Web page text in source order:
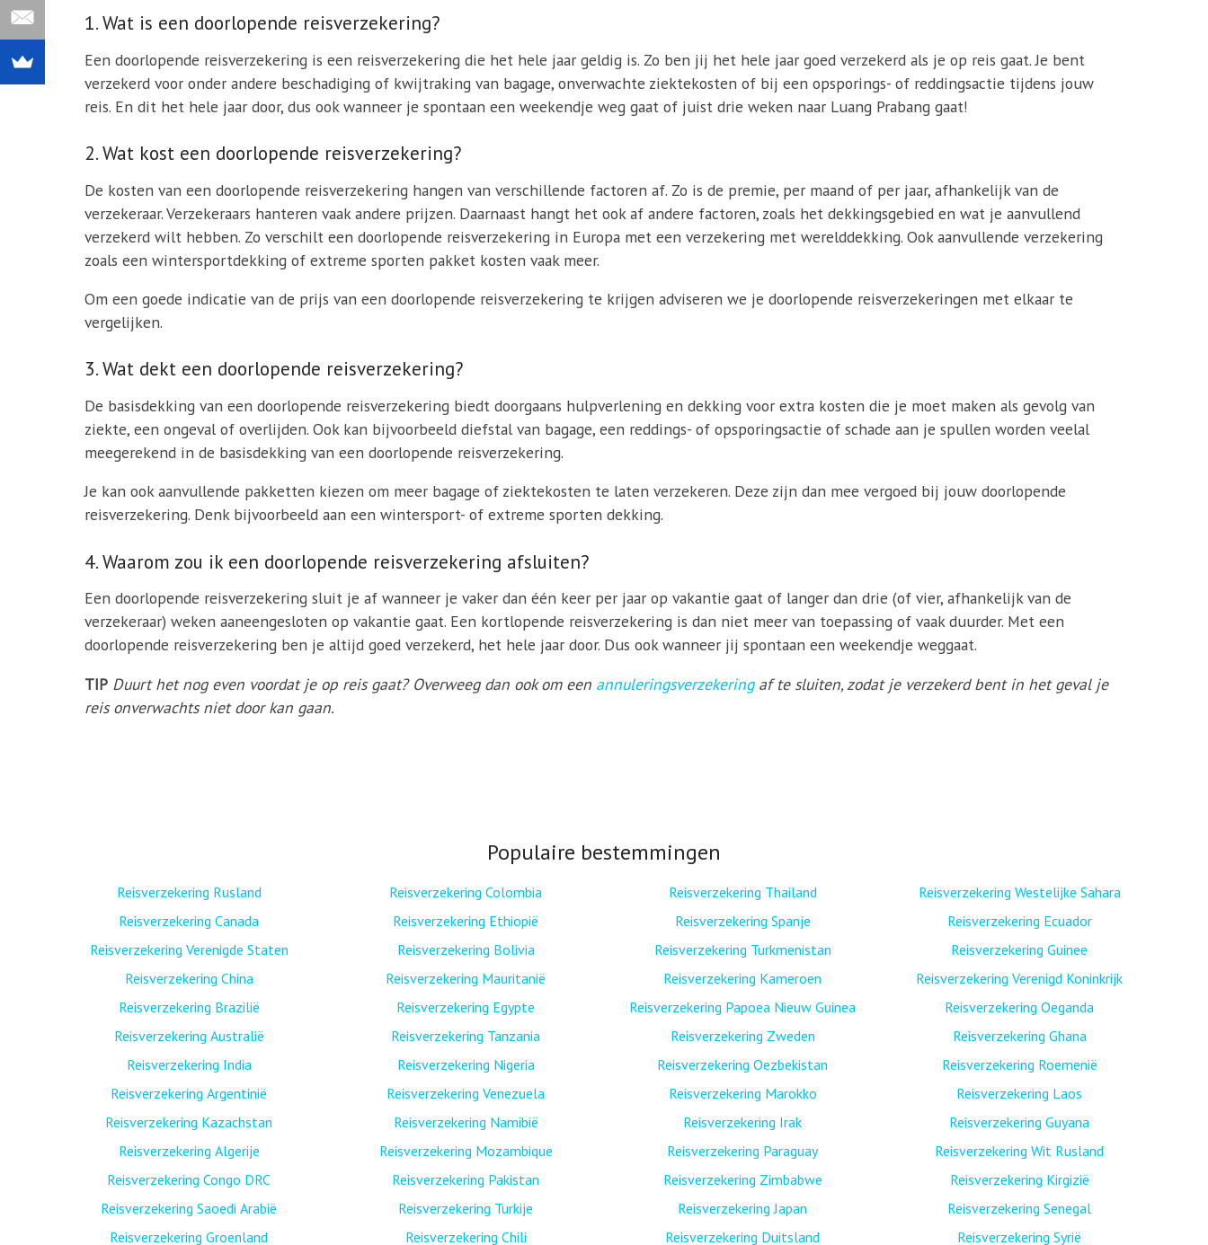
1. Wat is een doorlopende reisverzekering?
Een doorlopende reisverzekering is een reisverzekering die het hele jaar geldig is. Zo ben jij het hele jaar goed verzekerd als je op reis gaat. Je bent
verzekerd voor onder andere beschadiging of kwijtraking van bagage, onverwachte ziektekosten of bij een opsporings- of reddingsactie tijdens jouw
reis. En dit het hele jaar door, dus ook wanneer je spontaan een weekendje weg gaat of juist drie weken naar Luang Prabang gaat!
2. Wat kost een doorlopende reisverzekering?
De kosten van een doorlopende reisverzekering hangen van verschillende factoren af. Zo is de premie, per maand of per jaar, afhankelijk van de
verzekeraar. Verzekeraars hanteren vaak andere prijzen. Daarnaast hangt het ook af andere factoren, zoals het dekkingsgebied en wat je aanvullend
verzekerd wilt hebben. Zo verschilt een doorlopende reisverzekering in Europa met een verzekering met werelddekking. Ook aanvullende verzekering
zoals een wintersportdekking of extreme sporten pakket kosten vaak meer.
Om een goede indicatie van de prijs van een doorlopende reisverzekering te krijgen adviseren we je doorlopende reisverzekeringen met elkaar te
vergelijken.
3. Wat dekt een doorlopende reisverzekering?
De basisdekking van een doorlopende reisverzekering biedt doorgaans hulpverlening en dekking voor extra kosten die je moet maken als gevolg van
ziekte, een ongeval of overlijden. Ook kan bijvoorbeeld diefstal van bagage, een reddings- of opsporingsactie of schade aan je spullen worden veelal
meegerekend in de basisdekking van een doorlopende reisverzekering.
Je kan ook aanvullende pakketten kiezen om meer bagage of ziektekosten te laten verzekeren. Deze zijn dan mee vergoed bij jouw doorlopende
reisverzekering. Denk bijvoorbeeld aan een wintersport- of extreme sporten dekking.
4. Waarom zou ik een doorlopende reisverzekering afsluiten?
Een doorlopende reisverzekering sluit je af wanneer je vaker dan één keer per jaar op vakantie gaat of langer dan drie (of vier, afhankelijk van de
verzekeraar) weken aaneengesloten op vakantie gaat. Een kortlopende reisverzekering is dan niet meer van toepassing of vaak duurder. Met een
doorlopende reisverzekering ben je altijd goed verzekerd, het hele jaar door. Dus ook wanneer jij spontaan een weekendje weggaat.
TIP Duurt het nog even voordat je op reis gaat? Overweeg dan ook om een annuleringsverzekeringaf te sluiten, zodat je verzekerd bent in het geval je
reis onverwachts niet door kan gaan.
Populaire bestemmingen
Reisverzekering Rusland
Reisverzekering Canada
Reisverzekering Verenigde Staten
Reisverzekering China
Reisverzekering Brazilië
Reisverzekering Australië
Reisverzekering India
Reisverzekering Argentinië
Reisverzekering Kazachstan
Reisverzekering Algerije
Reisverzekering Congo DRC
Reisverzekering Saoedi Arabië
Reisverzekering Groenland
Reisverzekering Colombia
Reisverzekering Ethiopië
Reisverzekering Bolivia
Reisverzekering Mauritanië
Reisverzekering Egypte
Reisverzekering Tanzania
Reisverzekering Nigeria
Reisverzekering Venezuela
Reisverzekering Namibië
Reisverzekering Mozambique
Reisverzekering Pakistan
Reisverzekering Turkije
Reisverzekering Chili
Reisverzekering Thailand
Reisverzekering Spanje
Reisverzekering Turkmenistan
Reisverzekering Kameroen
Reisverzekering Papoea Nieuw Guinea
Reisverzekering Zweden
Reisverzekering Oezbekistan
Reisverzekering Marokko
Reisverzekering Irak
Reisverzekering Paraguay
Reisverzekering Zimbabwe
Reisverzekering Japan
Reisverzekering Duitsland
Reisverzekering Westelijke Sahara
Reisverzekering Ecuador
Reisverzekering Guinee
Reisverzekering Verenigd Koninkrijk
Reisverzekering Oeganda
Reisverzekering Ghana
Reisverzekering Roemenië
Reisverzekering Laos
Reisverzekering Guyana
Reisverzekering Wit Rusland
Reisverzekering Kirgizië
Reisverzekering Senegal
Reisverzekering Syrië